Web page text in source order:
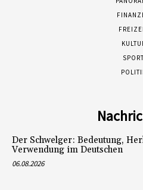
Der Schwelger: Bedeutung,
Verwendung im Deutschen
06.08.2026